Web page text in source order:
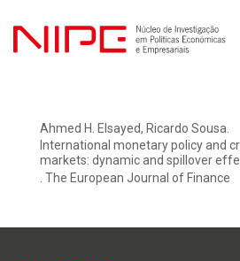
Ahmed H. Elsayed, Ricardo Sousa.
International monetary policy and
markets: dynamic and spillover
. The European Journal of Finance